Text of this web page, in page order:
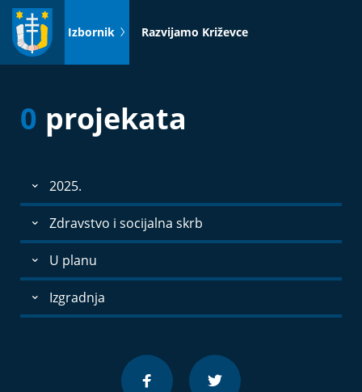
Idi
sadržaj
Izbornik Razvijamo Križevce
0 projekata
2025.
Zdravstvo i socijalna skrb
U planu
Izgradnja